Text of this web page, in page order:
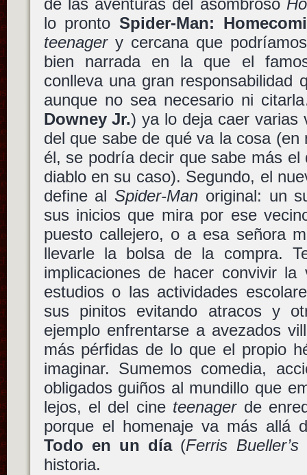
de las aventuras del asombroso
lo pronto Spider-Man:
teenagery cercana que
bien narrada en la que el
conlleva una gran responsabilidad
aunque no sea necesario ni
Downey Jr.) ya lo deja caer varias
del que sabe de qué va la cosa (en
él, se podría decir que sabe más el
diablo en su caso). Segundo, el
define alSpider-Man original: un
sus inicios que mira por ese
puesto callejero, o a esa señora
llevarle la bolsa de la compra.
implicaciones de hacer convivir
estudios o las actividades
sus pinitos evitando atracos y
ejemplo enfrentarse a avezados
más pérfidas de lo que el propio
imaginar. Sumemos comedia,
obligados guiños al mundillo que
lejos, el del cine teenagerde
porque el homenaje va más allá
Todo en un día(Ferris
historia.